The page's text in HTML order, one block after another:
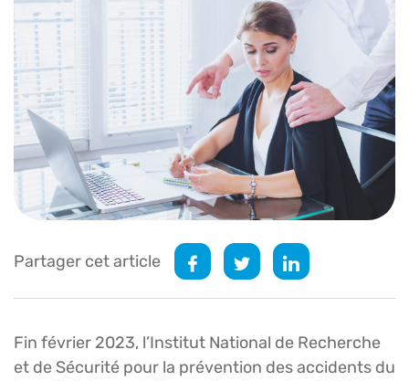
Partager cet article
Fin février 2023, l’Institut National de Recherche
et de Sécurité pour la prévention des accidents du